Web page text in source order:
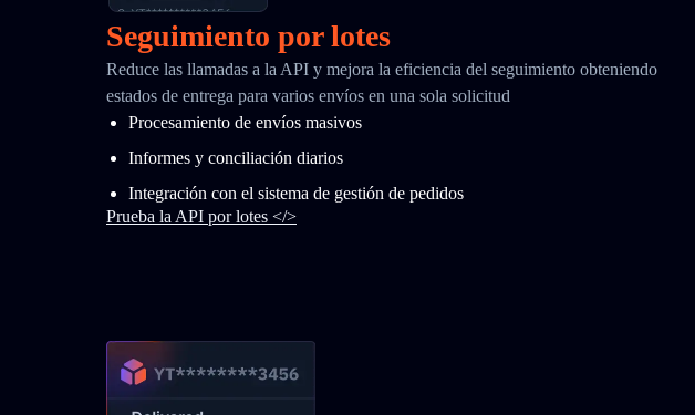
Seguimiento por lotes
Reduce las llamadas a la API y mejora la eficiencia del seguimiento obteniendo
estados de entrega para varios envíos en una sola solicitud
Procesamiento de envíos masivos
Informes y conciliación diarios
Integración con el sistema de gestión de pedidos
Prueba la API por lotes </>